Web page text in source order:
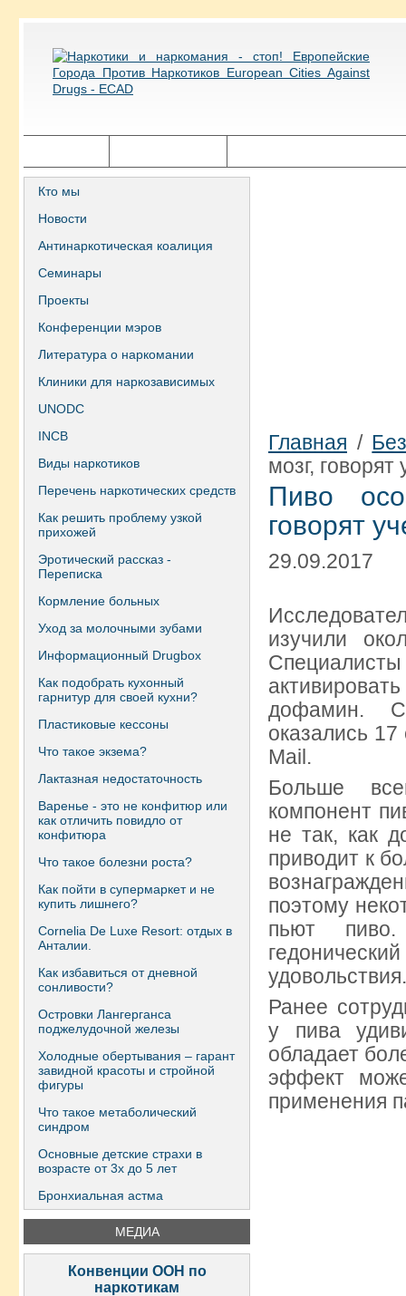
Кто мы
Новости
Антинаркотическая коалиция
Семинары
Проекты
Конференции мэров
Литература о наркомании
Клиники для наркозависимых
UNODC
INCB
Виды наркотиков
Перечень наркотических средств
Как решить проблему узкой
прихожей
Эротический рассказ -
Переписка
Кормление больных
Уход за молочными зубами
Информационный Drugbox
Как подобрать кухонный
гарнитур для своей кухни?
Пластиковые кессоны
Что такое экзема?
Лактазная недостаточность
Варенье - это не конфитюр или
как отличить повидло от
конфитюра
Что такое болезни роста?
Как пойти в супермаркет и не
купить лишнего?
Сornelia De Luxe Resort: отдых в
Анталии.
Как избавиться от дневной
сонливости?
Островки Лангерганса
поджелудочной железы
Холодные обертывания – гарант
завидной красоты и стройной
фигуры
Что такое метаболический
синдром
Основные детские страхи в
возрасте от 3х до 5 лет
Бронхиальная астма
МЕДИА
Конвенции ООН по
наркотикам
Главная /
мозг,
Пиво
говорят
29.09.2017
изучили
дофамин.
оказались
Mail.
Больше
компонент
не так, как
приводит к
поэтому
пьют
удовольствия.
Ранее
у пива
обладает
эффект
применения